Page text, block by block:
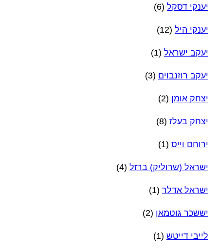
יענקי דסקל (6)
יענקי היל (12)
יעקב ישראל (1)
יעקב רוזנבוים (3)
יצחק אומן (2)
יצחק בעלז (8)
ירוחם וייס (1)
ישראל (שרוליק) ברזל (4)
ישראל אדלר (1)
יששכר גוטמאן (2)
לייבי דייטש (1)